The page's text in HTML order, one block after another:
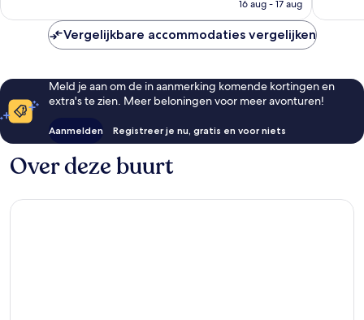
16 aug - 17 aug
Vergelijkbare accommodaties vergelijken
Meld je aan om de in aanmerking komende kortingen en
extra's te zien. Meer beloningen voor meer avonturen!
Aanmelden Registreer je nu, gratis en voor niets
Over deze buurt